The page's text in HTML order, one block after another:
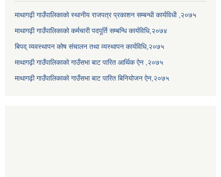
माथागढ़ी गाउँपालिकाको स्थानीय राजपत्र प्रकाशन सम्बन्धी कार्यविधी ,२०७५
माथागढ़ी गाउँपालिकाको कर्मचारी पदपूर्ति सम्बन्धि कार्यविधि,२०७४
बिपद् व्यवस्थापन कोष संचालन तथा व्यस्थापन कार्यविधि,२०७५
माथागढ़ी गाउँपालिकाको गाउँसभा बाट पारित आर्थिक ऐन ,२०७५
माथागढ़ी गाउँपालिकाको गाउँसभा बाट पारित बिनियोजन ऐन,२०७५